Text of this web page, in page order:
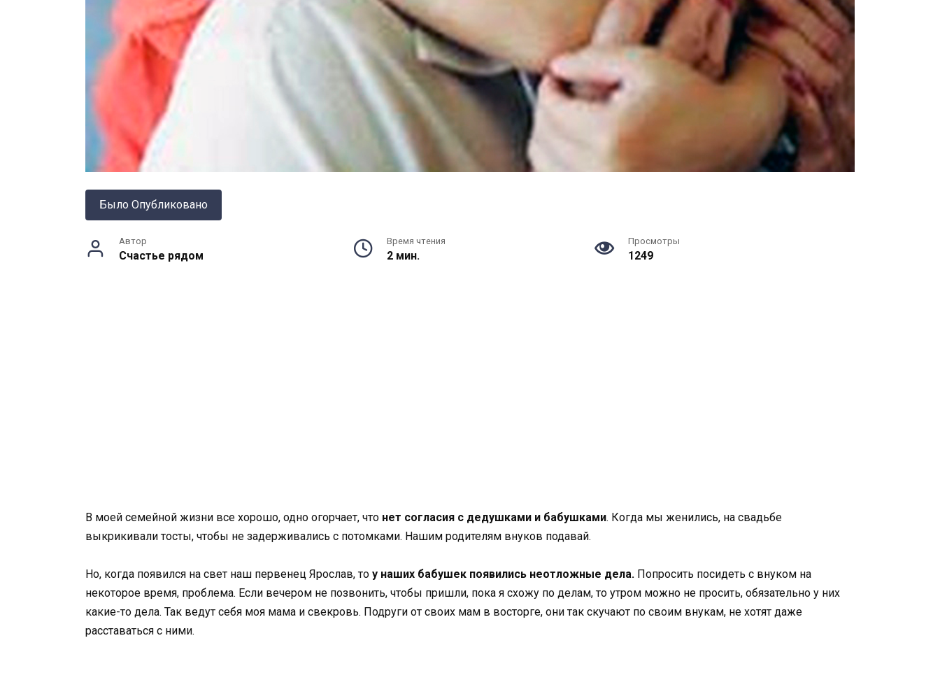
Было Опубликовано
Автор
Счастье рядом
Время чтения
2 мин.
Просмотры
1249
В моей семейной жизни все хорошо, одно огорчает, что нет согласия с дедушками и бабушками. Когда мы женились, на свадьбе
выкрикивали тосты, чтобы не задерживались с потомками. Нашим родителям внуков подавай.
Но, когда появился на свет наш первенец Ярослав, то у наших бабушек появились неотложные дела. Попросить посидеть с внуком на
некоторое время, проблема. Если вечером не позвонить, чтобы пришли, пока я схожу по делам, то утром можно не просить, обязательно у них
какие-то дела. Так ведут себя моя мама и свекровь. Подруги от своих мам в восторге, они так скучают по своим внукам, не хотят даже
расставаться с ними.